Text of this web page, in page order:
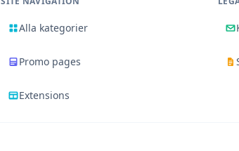
Alla kategorier
Promo pages
Extensions